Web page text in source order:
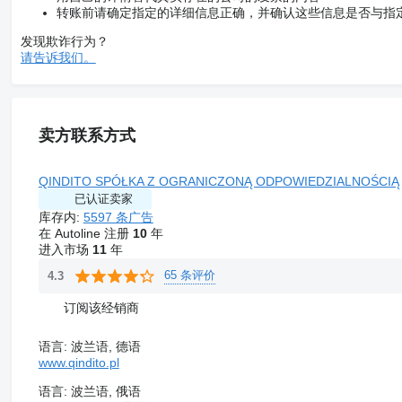
转账前请确定指定的详细信息正确，并确认这些信息是否与指
发现欺诈行为？
请告诉我们。
卖方联系方式
QINDITO SPÓŁKA Z OGRANICZONĄ ODPOWIEDZIALNOŚCIĄ
已认证卖家
库存内: 5597 条广告
在 Autoline 注册 10年
进入市场 11年
4.3 65 条评价
订阅该经销商
语言: 波兰语, 德语
www.qindito.pl
语言: 波兰语, 俄语